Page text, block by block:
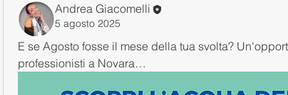
Andrea Giacomelli
5 agosto 2025
E se Agosto fosse il mese della tua svolta?
professionisti a Novara…